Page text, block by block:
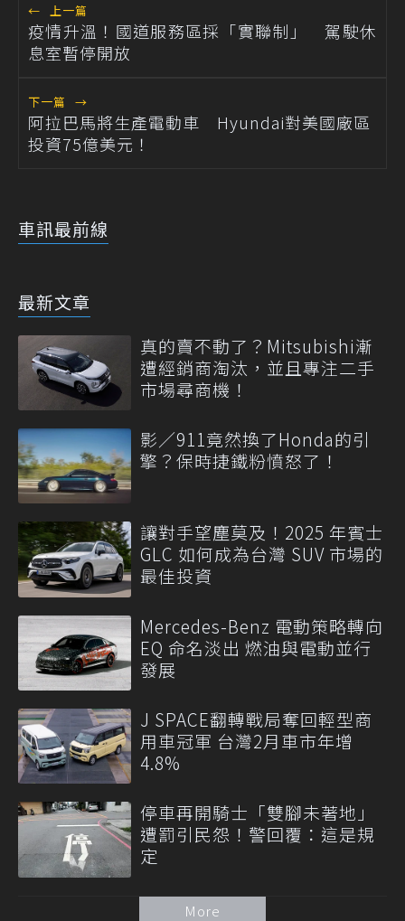
← 上一篇
疫情升溫！國道服務區採「實聯制」 駕駛休
息室暫停開放
下一篇 →
阿拉巴馬將生產電動車 Hyundai對美國廠區
投資75億美元！
車訊最前線
最新文章
真的賣不動了？Mitsubishi漸
遭經銷商淘汰，並且專注二手
市場尋商機！
影／911竟然換了Honda的引
擎？保時捷鐵粉憤怒了！
讓對手望塵莫及！2025 年賓士
GLC 如何成為台灣 SUV 市場的
最佳投資
Mercedes-Benz 電動策略轉向
EQ 命名淡出 燃油與電動並行
發展
J SPACE翻轉戰局奪回輕型商
用車冠軍 台灣2月車市年增
4.8%
停車再開騎士「雙腳未著地」
遭罰引民怨！警回覆：這是規
定
More